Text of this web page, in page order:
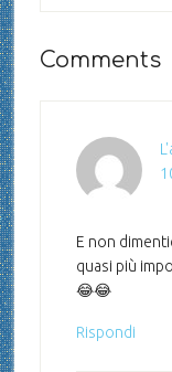
Comments
E non
quasi più
😂😂
Rispondi